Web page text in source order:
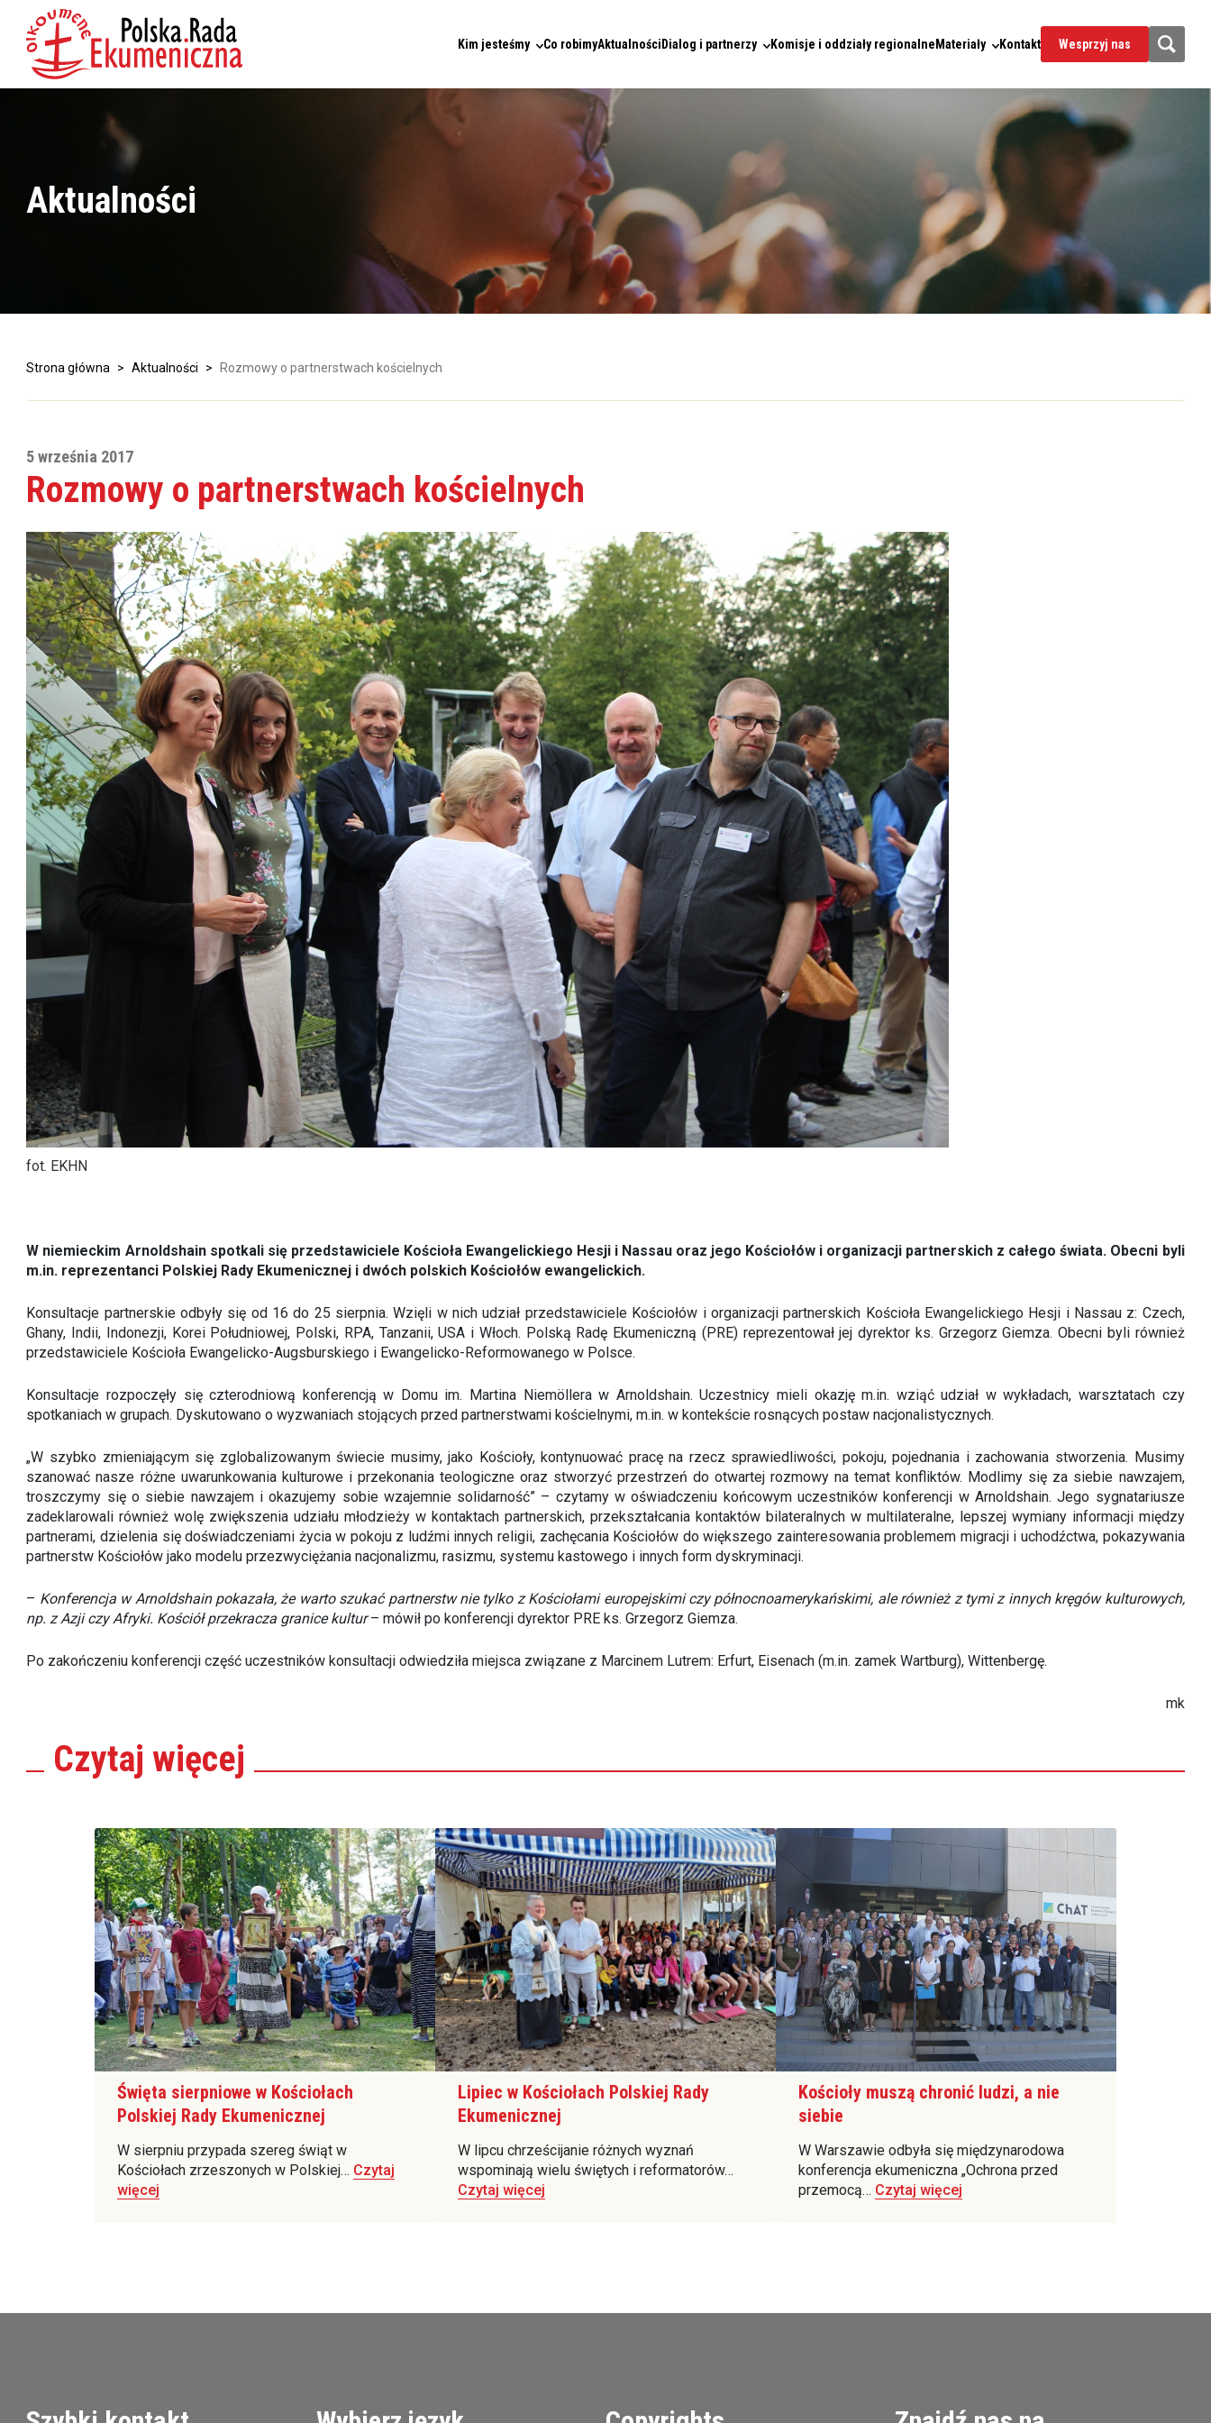
Kim jesteśmy Co robimyAktualnościDialog i partnerzy Komisje i oddziały regionalneMateriały Kontakt Wesprzyj nas
Aktualności
Strona główna > Aktualności > Rozmowy o partnerstwach kościelnych
5 września 2017
Rozmowy o partnerstwach kościelnych
fot. EKHN
W niemieckim Arnoldshain spotkali się przedstawiciele Kościoła Ewangelickiego Hesji i Nassau oraz jego Kościołów i organizacji partnerskich z całego świata. Obecni byli
m.in. reprezentanci Polskiej Rady Ekumenicznej i dwóch polskich Kościołów ewangelickich.
Konsultacje partnerskie odbyły się od 16 do 25 sierpnia. Wzięli w nich udział przedstawiciele Kościołów i organizacji partnerskich Kościoła Ewangelickiego Hesji i Nassau z: Czech,
Ghany, Indii, Indonezji, Korei Południowej, Polski, RPA, Tanzanii, USA i Włoch. Polską Radę Ekumeniczną (PRE) reprezentował jej dyrektor ks. Grzegorz Giemza. Obecni byli również
przedstawiciele Kościoła Ewangelicko-Augsburskiego i Ewangelicko-Reformowanego w Polsce.
Konsultacje rozpoczęły się czterodniową konferencją w Domu im. Martina Niemöllera w Arnoldshain. Uczestnicy mieli okazję m.in. wziąć udział w wykładach, warsztatach czy
spotkaniach w grupach. Dyskutowano o wyzwaniach stojących przed partnerstwami kościelnymi, m.in. w kontekście rosnących postaw nacjonalistycznych.
„W szybko zmieniającym się zglobalizowanym świecie musimy, jako Kościoły, kontynuować pracę na rzecz sprawiedliwości, pokoju, pojednania i zachowania stworzenia. Musimy
szanować nasze różne uwarunkowania kulturowe i przekonania teologiczne oraz stworzyć przestrzeń do otwartej rozmowy na temat konfliktów. Modlimy się za siebie nawzajem,
troszczymy się o siebie nawzajem i okazujemy sobie wzajemnie solidarność” – czytamy w oświadczeniu końcowym uczestników konferencji w Arnoldshain. Jego sygnatariusze
zadeklarowali również wolę zwiększenia udziału młodzieży w kontaktach partnerskich, przekształcania kontaktów bilateralnych w multilateralne, lepszej wymiany informacji między
partnerami, dzielenia się doświadczeniami życia w pokoju z ludźmi innych religii, zachęcania Kościołów do większego zainteresowania problemem migracji i uchodźctwa, pokazywania
partnerstw Kościołów jako modelu przezwyciężania nacjonalizmu, rasizmu, systemu kastowego i innych form dyskryminacji.
– Konferencja w Arnoldshain pokazała, że warto szukać partnerstw nie tylko z Kościołami europejskimi czy północnoamerykańskimi, ale również z tymi z innych kręgów kulturowych,
np. z Azji czy Afryki. Kościół przekracza granice kultur– mówił po konferencji dyrektor PRE ks. Grzegorz Giemza.
Po zakończeniu konferencji część uczestników konsultacji odwiedziła miejsca związane z Marcinem Lutrem: Erfurt, Eisenach (m.in. zamek Wartburg), Wittenbergę.
mk
Czytaj więcej
Święta sierpniowe w Kościołach
Polskiej Rady Ekumenicznej
W sierpniu przypada szereg świąt w
Kościołach zrzeszonych w Polskiej… Czytaj
więcej
Lipiec w Kościołach Polskiej Rady
Ekumenicznej
W lipcu chrześcijanie różnych wyznań
wspominają wielu świętych i reformatorów…
Czytaj więcej
Kościoły muszą chronić ludzi, a nie
siebie
W Warszawie odbyła się międzynarodowa
konferencja ekumeniczna „Ochrona przed
przemocą… Czytaj więcej